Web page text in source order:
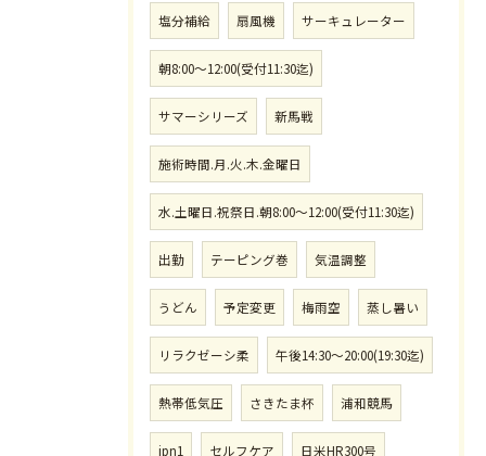
塩分補給 扇風機 サーキュレーター
朝8:00〜12:00(受付11:30迄)
サマーシリーズ 新馬戦
施術時間.月.火.木.金曜日
水.土曜日.祝祭日.朝8:00〜12:00(受付11:30迄)
出勤 テーピング巻 気温調整
うどん 予定変更 梅雨空 蒸し暑い
リラクゼーシ柔 午後14:30〜20:00(19:30迄)
熱帯低気圧 さきたま杯 浦和競馬
jpn1 セルフケア 日米HR300号